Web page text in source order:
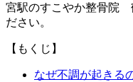
宮駅のすこやか整骨院
ださい。
【もくじ】
なぜ不調が起きる